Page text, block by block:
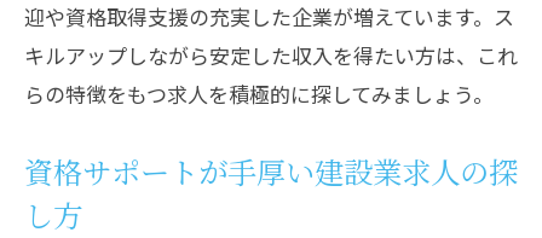
迎や資格取得支援の充実した企業が増えています。ス
キルアップしながら安定した収入を得たい方は、これ
らの特徴をもつ求人を積極的に探してみましょう。
資格サポートが手厚い建設業求人の探
し方